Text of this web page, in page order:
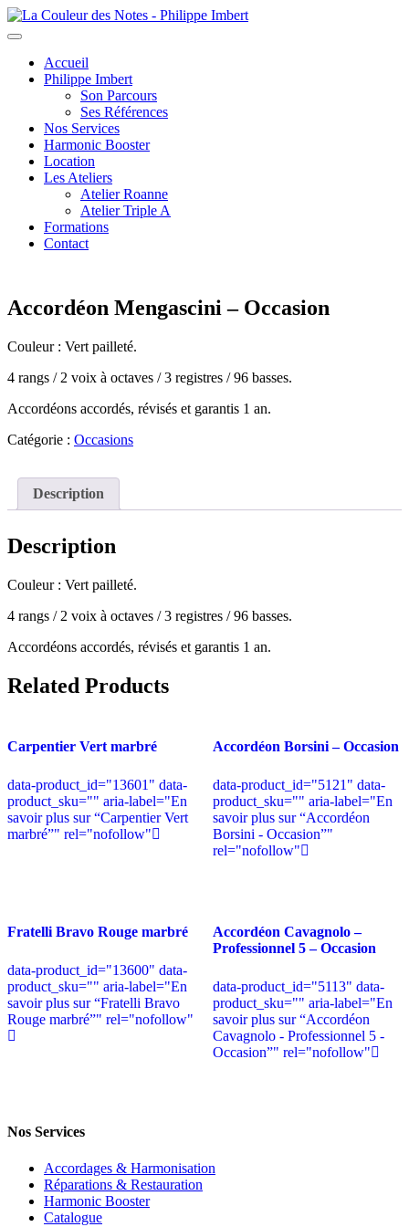
Toggle
navigationAccueil
Philippe Imbert
Son Parcours
Ses Références
Nos Services
Harmonic Booster
Location
Les Ateliers
Atelier Roanne
Atelier Triple A
Formations
Contact
Accordéon Mengascini – Occasion
Couleur : Vert pailleté.
4 rangs / 2 voix à octaves / 3 registres / 96 basses.
Accordéons accordés, révisés et garantis 1 an.
Catégorie : Occasions
Description
Description
Couleur : Vert pailleté.
4 rangs / 2 voix à octaves / 3 registres / 96 basses.
Accordéons accordés, révisés et garantis 1 an.
Related Products
Carpentier Vert marbré
data-product_id="13601" data-
product_sku="" aria-label="En
savoir plus sur “Carpentier Vert
marbré”" rel="nofollow"
Accordéon Borsini – Occasion
data-product_id="5121" data-
product_sku="" aria-label="En
savoir plus sur “Accordéon
Borsini - Occasion”"
rel="nofollow"
Fratelli Bravo Rouge marbré
data-product_id="13600" data-
product_sku="" aria-label="En
savoir plus sur “Fratelli Bravo
Rouge marbré”" rel="nofollow"
Accordéon Cavagnolo –
Professionnel 5 – Occasion
data-product_id="5113" data-
product_sku="" aria-label="En
savoir plus sur “Accordéon
Cavagnolo - Professionnel 5 -
Occasion”" rel="nofollow"
Nos Services
Accordages & Harmonisation
Réparations & Restauration
Harmonic Booster
Catalogue